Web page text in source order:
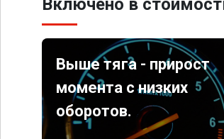
Включено в
Выше тяга - прирост
момента с низких
оборотов.